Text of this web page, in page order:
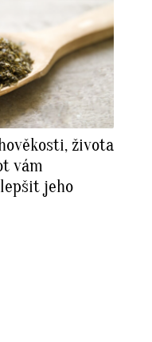
života
vám
jeho